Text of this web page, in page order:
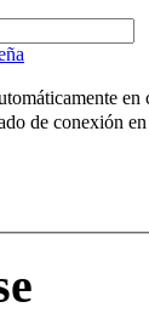
en
de conexión en